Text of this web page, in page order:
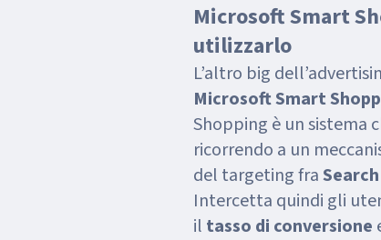
Microsoft Smart
utilizzarlo
L’altro big
Microsoft Smart
Shopping è un sistema
ricorrendo a un
del targeting fra
Intercetta quindi gli
il tasso di conversione